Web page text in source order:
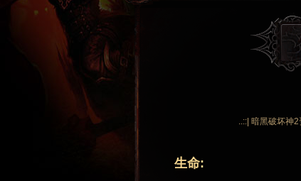
..::| 暗黑破坏神2
生命: